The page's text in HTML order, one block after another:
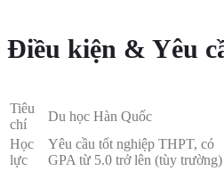
Điều kiện & Yêu
Tiêu
chí
Du học Hàn Quốc
Học
lực
Yêu cầu tốt nghiệp THPT, có
GPA từ 5.0 trở lên (tùy trường)